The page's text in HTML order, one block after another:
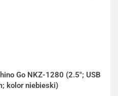
Go NKZ-1280 (2.5"; USB
kolor niebieski)